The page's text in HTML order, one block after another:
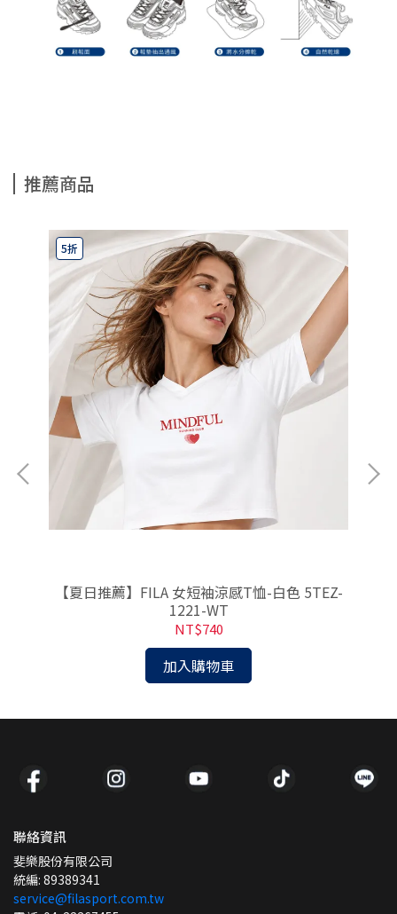
推薦商品
5折
【夏日推薦】FILA 女短袖涼感T恤-白色 5TEZ-
1221-WT
NT$740
加入購物車
聯絡資訊
斐樂股份有限公司
統編: 89389341
service@filasport.com.tw